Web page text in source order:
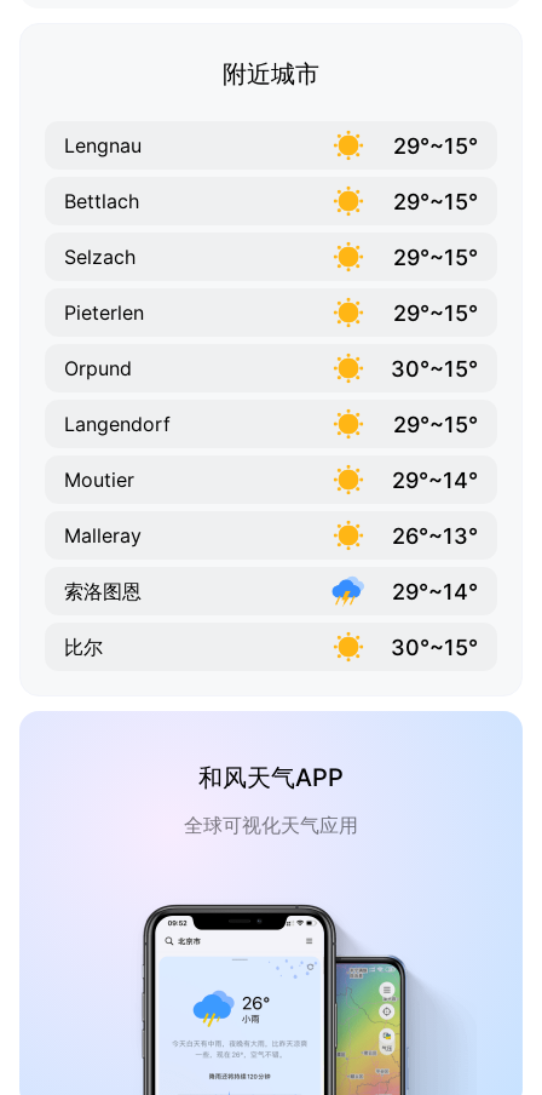
附近城市
Lengnau 29°~15°
Bettlach 29°~15°
Selzach 29°~15°
Pieterlen 29°~15°
Orpund 30°~15°
Langendorf 29°~15°
Moutier 29°~14°
Malleray 26°~13°
索洛图恩 29°~14°
比尔 30°~15°
和风天气APP
全球可视化天气应用